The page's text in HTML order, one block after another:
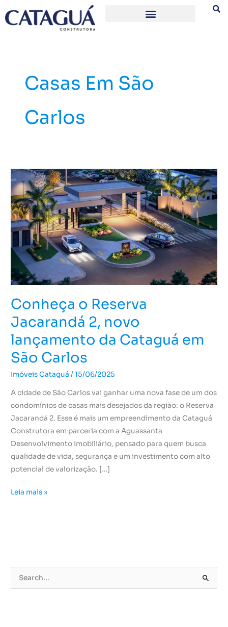
para
Casas Em São
Carlos
Conheça o Reserva
Jacarandá 2, novo
lançamento da Cataguá em
São Carlos
Imóveis Cataguá /15/06/2025
A cidade de São Carlos vai ganhar uma nova fase de um dos
condomínios de casas mais desejados da região: o Reserva
Jacarandá 2. Esse é mais um empreendimento da Cataguá
Construtora em parceria com a Aguassanta
Desenvolvimento Imobiliário, pensado para quem busca
qualidade de vida, segurança e um investimento com alto
potencial de valorização. […]
Conheça
o
Reserva
Jacarandá
2,
novo
lançamento
Cataguá
São
Carlos
Leia mais »
e